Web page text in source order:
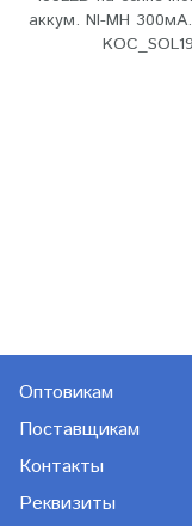
аккум. NI-MH
Оптовикам
Поставщикам
Контакты
Реквизиты